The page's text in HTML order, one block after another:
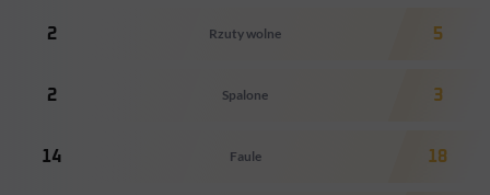
2 Rzuty wolne 5
2 Spalone 3
14 Faule 18